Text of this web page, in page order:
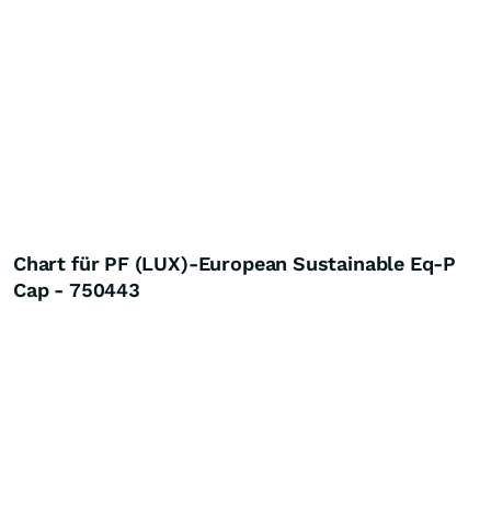
Chart für PF (LUX)-European Sustainable Eq-P
Cap - 750443